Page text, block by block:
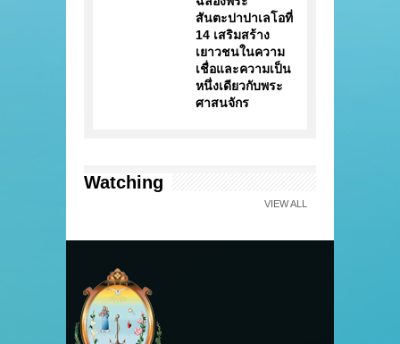
สันตะปาปาเลโอที่
14 เสริมสร้าง
เยาวชนในความ
เชื่อและความเป็น
หนึ่งเดียวกับพระ
ศาสนจักร
Watching
VIEW ALL